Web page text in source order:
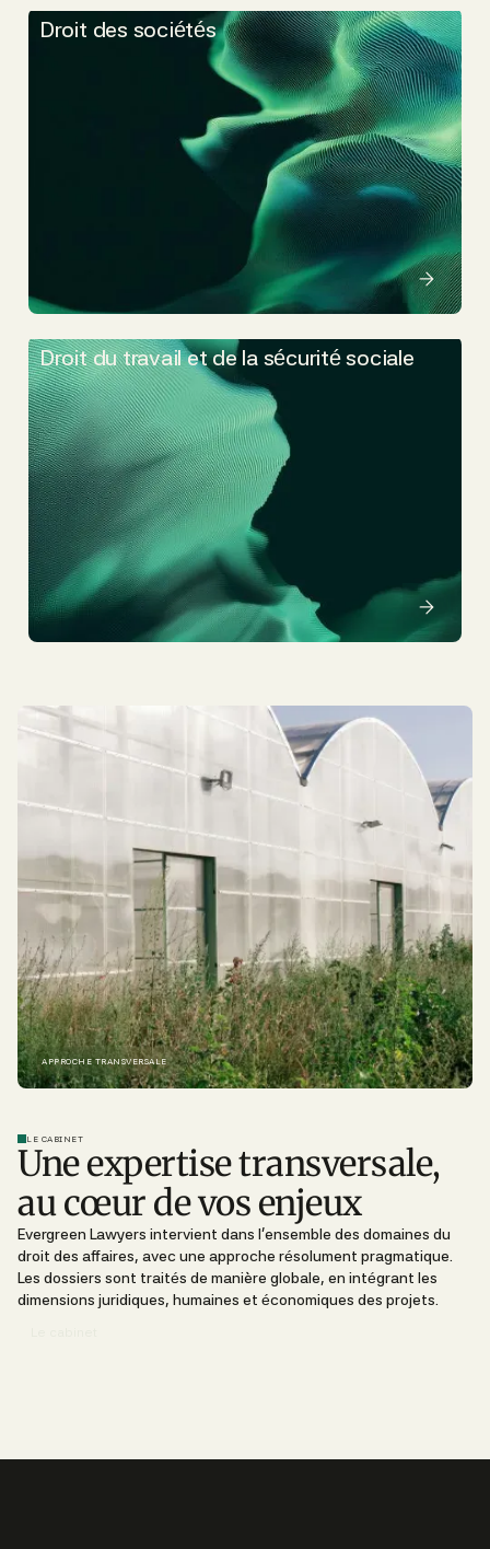
Droit des sociétés
Droit du travail et de la sécurité sociale
APPROCHE TRANSVERSALE
LE CABINET
Une expertise transversale,
au cœur de vos enjeux
Evergreen Lawyers intervient dans l’ensemble des domaines du
droit des affaires, avec une approche résolument pragmatique.
Les dossiers sont traités de manière globale, en intégrant les
dimensions juridiques, humaines et économiques des projets.